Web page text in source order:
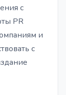
с
PR
и
с